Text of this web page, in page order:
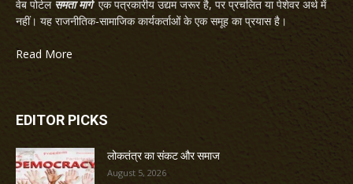
वेब पोर्टल समता मार्गएक पत्रकारीय उद्यम जरूर है, पर प्रचलित या पेशेवर अर्थ में
नहीं। यह राजनीतिक-सामाजिक कार्यकर्ताओं के एक समूह का प्रयास है।
Read More
EDITOR PICKS
लोकतंत्र का संकट और समाज
August 5, 2026